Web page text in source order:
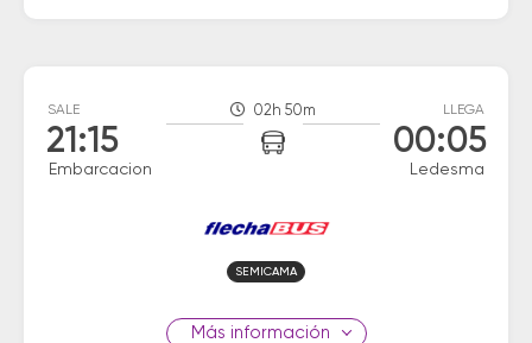
SALE
21:15
Embarcacion
02h 50m LLEGA
00:05
Ledesma
SEMICAMA
información